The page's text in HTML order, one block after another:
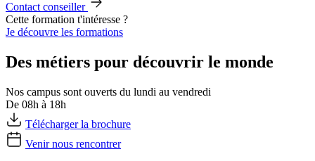
Contact conseiller
Cette formation t'intéresse ?
Je découvre les formations
Des métiers pour découvrir le monde
Nos campus sont ouverts du lundi au vendredi
De 08h à 18h
Télécharger la brochure
Venir nous rencontrer